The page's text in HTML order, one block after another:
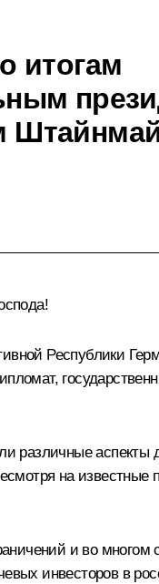
итогам
Республики
различные
на
и во
инвесторов в